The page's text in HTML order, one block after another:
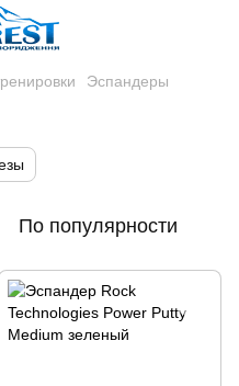
Эспандеры
По популярности